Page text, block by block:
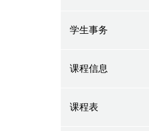
学生事务
课程信息
课程表